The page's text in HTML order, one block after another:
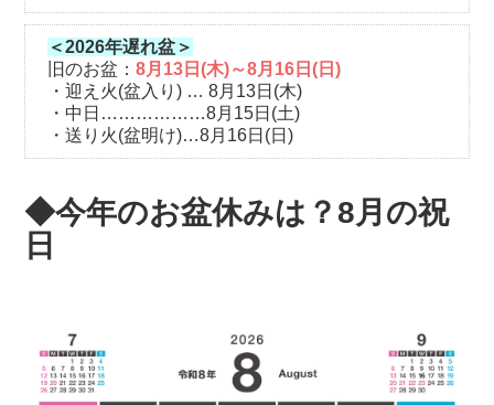
＜2026年遅れ盆＞
旧のお盆：8月13日(木)～8月16日(日)
・迎え火(盆入り) … 8月13日(木)
・中日………………8月15日(土)
・送り火(盆明け)…8月16日(日)
◆今年のお盆休みは？8月の祝
日